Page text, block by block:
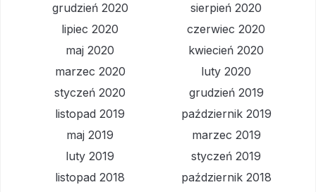
grudzień 2020
sierpień 2020
lipiec 2020
czerwiec 2020
maj 2020
kwiecień 2020
marzec 2020
luty 2020
styczeń 2020
grudzień 2019
listopad 2019
październik 2019
maj 2019
marzec 2019
luty 2019
styczeń 2019
listopad 2018
październik 2018